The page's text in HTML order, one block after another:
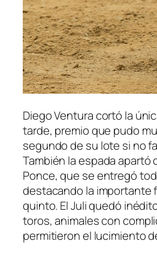
Diego Ventura cortó la
tarde, premio que pudo
segundo de su lote si no
También la espada apartó
Ponce, que se entregó
destacando la importante
quinto. El Juli quedó
toros, animales con
permitieron el lucimiento